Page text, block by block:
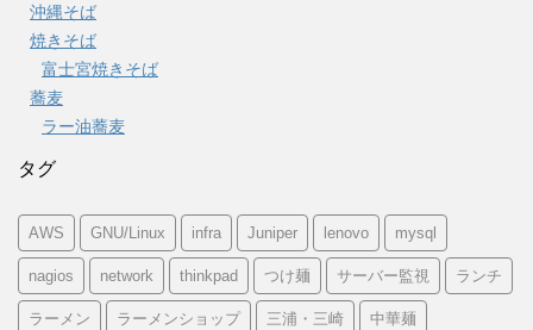
沖縄そば
焼きそば
富士宮焼きそば
蕎麦
ラー油蕎麦
タグ
AWS GNU/Linux infra Juniper lenovo mysql
nagios network thinkpad つけ麺 サーバー監視 ランチ
ラーメン ラーメンショップ 三浦・三崎 中華麺